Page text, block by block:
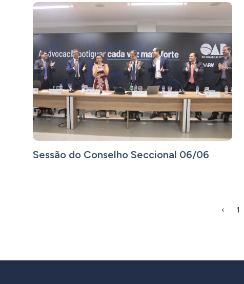
Sessão do Conselho Seccional 06/06
‹ 1